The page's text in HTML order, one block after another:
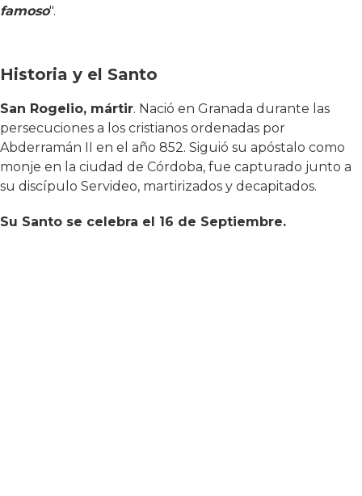
famoso".
Historia y el Santo
San Rogelio, mártir. Nació en Granada durante las
persecuciones a los cristianos ordenadas por
Abderramán II en el año 852. Siguió su apóstalo como
monje en la ciudad de Córdoba, fue capturado junto a
su discípulo Servideo, martirizados y decapitados.
Su Santo se celebra el 16 de Septiembre.